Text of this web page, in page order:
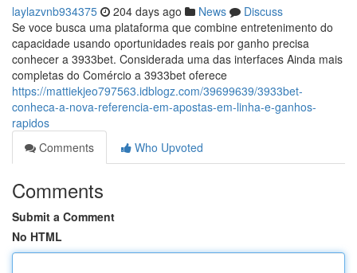
laylazvnb934375 204 days ago News
Discuss
Se voce busca uma plataforma que combine entretenimento do
capacidade usando oportunidades reais por ganho precisa
conhecer a 3933bet. Considerada uma das interfaces Ainda mais
completas do Comércio a 3933bet oferece
https://mattiekjeo797563.idblogz.com/39699639/3933bet-
conheca-a-nova-referencia-em-apostas-em-linha-e-ganhos-
rapidos
Comments
Who Upvoted
Comments
Submit a Comment
No HTML